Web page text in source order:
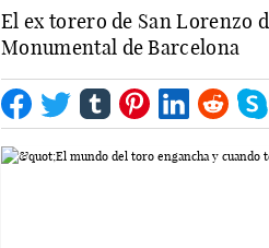
El ex torero de San Lorenzo
Monumental de Barcelona